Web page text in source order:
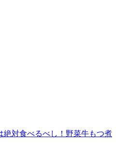
絶対食べるべし！野菜牛もつ煮